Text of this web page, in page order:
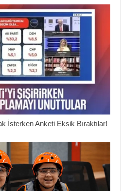
İsterken Anketi Eksik Bıraktılar!